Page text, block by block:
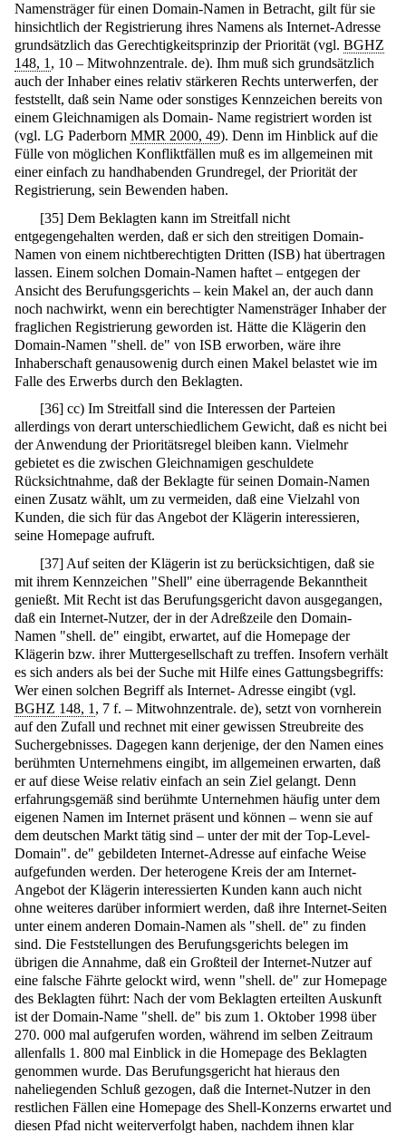
Namensträger für einen Domain-Namen in Betracht, gilt für sie
hinsichtlich der Registrierung ihres Namens als Internet-Adresse
grundsätzlich das Gerechtigkeitsprinzip der Priorität (vgl. BGHZ
148, 1 , 10 – Mitwohnzentrale. de). Ihm muß sich grundsätzlich
auch der Inhaber eines relativ stärkeren Rechts unterwerfen, der
feststellt, daß sein Name oder sonstiges Kennzeichen bereits von
einem Gleichnamigen als Domain- Name registriert worden ist
(vgl. LG Paderborn MMR 2000, 49). Denn im Hinblick auf die
Fülle von möglichen Konfliktfällen muß es im allgemeinen mit
einer einfach zu handhabenden Grundregel, der Priorität der
Registrierung, sein Bewenden haben.
[35] Dem Beklagten kann im Streitfall nicht
entgegengehalten werden, daß er sich den streitigen Domain-
Namen von einem nichtberechtigten Dritten (ISB) hat übertragen
lassen. Einem solchen Domain-Namen haftet – entgegen der
Ansicht des Berufungsgerichts – kein Makel an, der auch dann
noch nachwirkt, wenn ein berechtigter Namensträger Inhaber der
fraglichen Registrierung geworden ist. Hätte die Klägerin den
Domain-Namen "shell. de" von ISB erworben, wäre ihre
Inhaberschaft genausowenig durch einen Makel belastet wie im
Falle des Erwerbs durch den Beklagten.
[36] cc) Im Streitfall sind die Interessen der Parteien
allerdings von derart unterschiedlichem Gewicht, daß es nicht bei
der Anwendung der Prioritätsregel bleiben kann. Vielmehr
gebietet es die zwischen Gleichnamigen geschuldete
Rücksichtnahme, daß der Beklagte für seinen Domain-Namen
einen Zusatz wählt, um zu vermeiden, daß eine Vielzahl von
Kunden, die sich für das Angebot der Klägerin interessieren,
seine Homepage aufruft.
[37] Auf seiten der Klägerin ist zu berücksichtigen, daß sie
mit ihrem Kennzeichen "Shell" eine überragende Bekanntheit
genießt. Mit Recht ist das Berufungsgericht davon ausgegangen,
daß ein Internet-Nutzer, der in der Adreßzeile den Domain-
Namen "shell. de" eingibt, erwartet, auf die Homepage der
Klägerin bzw. ihrer Muttergesellschaft zu treffen. Insofern verhält
es sich anders als bei der Suche mit Hilfe eines Gattungsbegriffs:
Wer einen solchen Begriff als Internet- Adresse eingibt (vgl.
BGHZ 148, 1 , 7 f. – Mitwohnzentrale. de), setzt von vornherein
auf den Zufall und rechnet mit einer gewissen Streubreite des
Suchergebnisses. Dagegen kann derjenige, der den Namen eines
berühmten Unternehmens eingibt, im allgemeinen erwarten, daß
er auf diese Weise relativ einfach an sein Ziel gelangt. Denn
erfahrungsgemäß sind berühmte Unternehmen häufig unter dem
eigenen Namen im Internet präsent und können – wenn sie auf
dem deutschen Markt tätig sind – unter der mit der Top-Level-
Domain". de" gebildeten Internet-Adresse auf einfache Weise
aufgefunden werden. Der heterogene Kreis der am Internet-
Angebot der Klägerin interessierten Kunden kann auch nicht
ohne weiteres darüber informiert werden, daß ihre Internet-Seiten
unter einem anderen Domain-Namen als "shell. de" zu finden
sind. Die Feststellungen des Berufungsgerichts belegen im
übrigen die Annahme, daß ein Großteil der Internet-Nutzer auf
eine falsche Fährte gelockt wird, wenn "shell. de" zur Homepage
des Beklagten führt: Nach der vom Beklagten erteilten Auskunft
ist der Domain-Name "shell. de" bis zum 1. Oktober 1998 über
270. 000 mal aufgerufen worden, während im selben Zeitraum
allenfalls 1. 800 mal Einblick in die Homepage des Beklagten
genommen wurde. Das Berufungsgericht hat hieraus den
naheliegenden Schluß gezogen, daß die Internet-Nutzer in den
restlichen Fällen eine Homepage des Shell-Konzerns erwartet und
diesen Pfad nicht weiterverfolgt haben, nachdem ihnen klar